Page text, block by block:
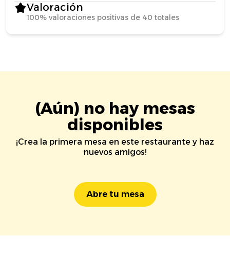
Valoración
100% valoraciones positivas de 40 totales
(Aún) no hay mesas
disponibles
¡Crea la primera mesa en este restaurante y haz
nuevos amigos!
Abre tu mesa